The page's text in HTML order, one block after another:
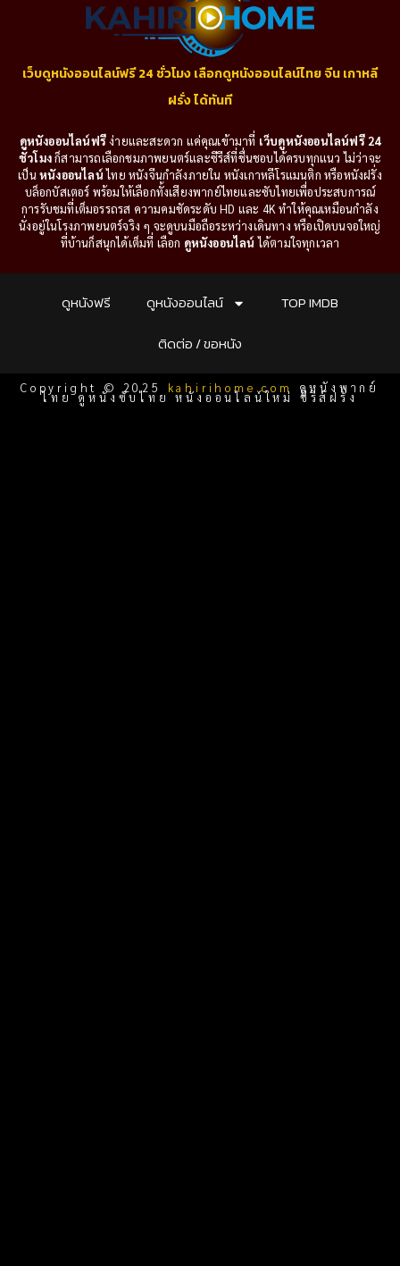
เว็บดูหนังออนไลน์ฟรี 24 ชั่วโมง เลือกดูหนังออนไลน์ไทย จีน เกาหลี
ฝรั่ง ได้ทันที
ดูหนังออนไลน์ฟรีง่ายและสะดวก แค่คุณเข้ามาที่ เว็บดูหนังออนไลน์ฟรี 24
ชั่วโมงก็สามารถเลือกชมภาพยนตร์และซีรีส์ที่ชื่นชอบได้ครบทุกแนว ไม่ว่าจะ
เป็นหนังออนไลน์ไทย หนังจีนกำลังภายใน หนังเกาหลีโรแมนติก หรือหนังฝรั่ง
บล็อกบัสเตอร์ พร้อมให้เลือกทั้งเสียงพากย์ไทยและซับไทยเพื่อประสบการณ์
การรับชมที่เต็มอรรถรส ความคมชัดระดับ HD และ 4K ทำให้คุณเหมือนกำลัง
นั่งอยู่ในโรงภาพยนตร์จริง ๆ จะดูบนมือถือระหว่างเดินทาง หรือเปิดบนจอใหญ่
ที่บ้านก็สนุกได้เต็มที่ เลือก ดูหนังออนไลน์ ได้ตามใจทุกเวลา
ดูหนังฟรี ดูหนังออนไลน์
TOP IMDB
ติดต่อ / ขอหนัง
Copyright © 2025 kahirihome.com ดูหนังพากย์
ไทย ดูหนังซับไทย หนังออนไลน์ใหม่ ซีรีส์ฝรั่ง